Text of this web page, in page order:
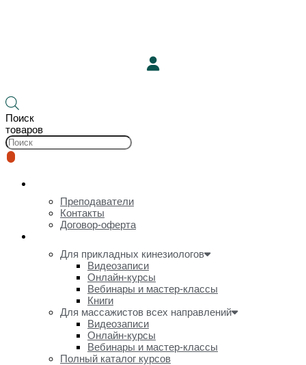
Поиск
товаров
Преподаватели
Контакты
Договор-оферта
Для прикладных кинезиологов
Видеозаписи
Онлайн-курсы
Вебинары и мастер-классы
Книги
Для массажистов всех направлений
Видеозаписи
Онлайн-курсы
Вебинары и мастер-классы
Полный каталог курсов